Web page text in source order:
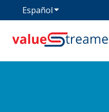
EspañolTraducciones